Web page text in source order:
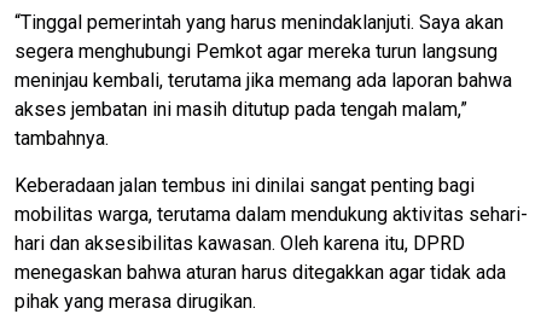
“Tinggal pemerintah yang harus menindaklanjuti. Saya akan
segera menghubungi Pemkot agar mereka turun langsung
meninjau kembali, terutama jika memang ada laporan bahwa
akses jembatan ini masih ditutup pada tengah malam,”
tambahnya.
Keberadaan jalan tembus ini dinilai sangat penting bagi
mobilitas warga, terutama dalam mendukung aktivitas sehari-
hari dan aksesibilitas kawasan. Oleh karena itu, DPRD
menegaskan bahwa aturan harus ditegakkan agar tidak ada
pihak yang merasa dirugikan.